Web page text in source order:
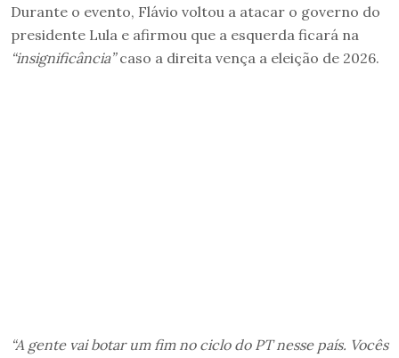
Durante o evento, Flávio voltou a atacar o governo do
presidente Lula e afirmou que a esquerda ficará na
“insignificância”caso a direita vença a eleição de 2026.
“A gente vai botar um fim no ciclo do PT nesse país. Vocês